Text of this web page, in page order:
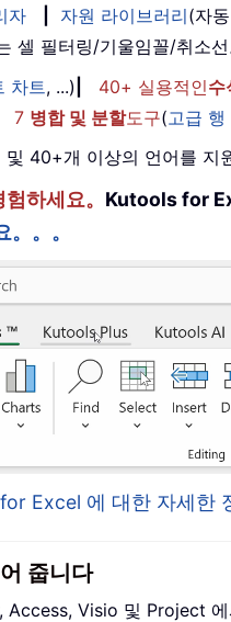
자 자원 라이브러리(자
셀 필터링/기울임꼴/취소선
차트, ...) 40+ 실용적인수
7 병합 및 분할도구(고급 행
40+개 이상의 언어를 지
하세요。 Kutools for
。。
Excel 에 대한 자세한
줍니다
Access, Visio 및 Project 에